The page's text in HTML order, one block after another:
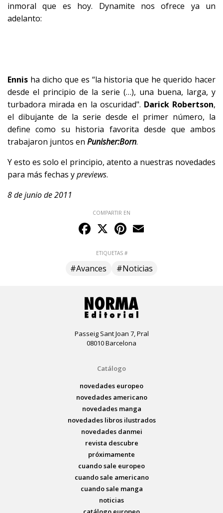
inmoral que es hoy. Dynamite nos ofrece ya un
adelanto:
Ennis ha dicho que es “la historia que he querido hacer
desde el principio de la serie (…), una buena, larga, y
turbadora mirada en la oscuridad". Darick Robertson,
el dibujante de la serie desde el primer número, la
define como su historia favorita desde que ambos
trabajaron juntos en Punisher:Born.
Y esto es solo el principio, atento a nuestras novedades
para más fechas ypreviews.
8 de junio de 2011
COMPARTIR EN
Facebook
X Pinterest
ETIQUETAS #
#Avances #Noticias
Passeig Sant Joan 7, Pral
08010 Barcelona
Catálogo
novedades europeo
novedades americano
novedades manga
novedades libros ilustrados
novedades danmei
revista descubre
próximamente
cuando sale europeo
cuando sale americano
cuando sale manga
noticias